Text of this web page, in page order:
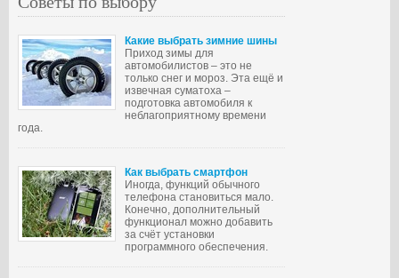
Какие выбрать зимние шины
Приход зимы для
автомобилистов – это не
только снег и мороз. Эта ещё и
извечная суматоха –
подготовка автомобиля к
неблагоприятному времени
года.
Как выбрать смартфон
Иногда, функций обычного
телефона становиться мало.
Конечно, дополнительный
функционал можно добавить
за счёт установки
программного обеспечения.